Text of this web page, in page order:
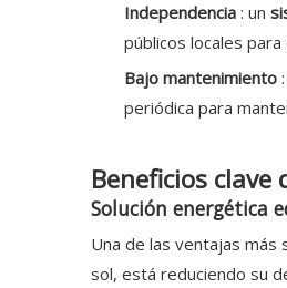
Independencia : un
públicos locales
Bajo mantenimiento
periódica para
Beneficios
Solución energética
Una de las ventajas más
sol, está reduciendo su